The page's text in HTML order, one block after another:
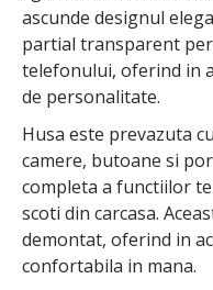
ascunde designul
partial transparent
telefonului, oferind in
de personalitate.
Husa este prevazuta
camere, butoane si
completa a functiilor
scoti din carcasa.
demontat, oferind in
confortabila in mana.